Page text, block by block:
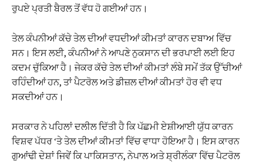
ਰੁਪਏ ਪ੍ਰਤੀ ਬੈਰਲ ਤੋਂ ਵੱਧ ਹੋ ਗਈਆਂ ਹਨ।
ਤੇਲ ਕੰਪਨੀਆਂ ਕੱਚੇ ਤੇਲ ਦੀਆਂ ਵਧਦੀਆਂ ਕੀਮਤਾਂ ਕਾਰਨ ਦਬਾਅ ਵਿੱਚ
ਸਨ। ਇਸ ਲਈ, ਕੰਪਨੀਆਂ ਨੇ ਆਪਣੇ ਨੁਕਸਾਨ ਦੀ ਭਰਪਾਈ ਲਈ ਇਹ
ਕਦਮ ਚੁੱਕਿਆ ਹੈ। ਜੇਕਰ ਕੱਚੇ ਤੇਲ ਦੀਆਂ ਕੀਮਤਾਂ ਲੰਬੇ ਸਮੇਂ ਤੱਕ ਉੱਚੀਆਂ
ਰਹਿੰਦੀਆਂ ਹਨ, ਤਾਂ ਪੈਟਰੋਲ ਅਤੇ ਡੀਜ਼ਲ ਦੀਆਂ ਕੀਮਤਾਂ ਹੋਰ ਵੀ ਵਧ
ਸਕਦੀਆਂ ਹਨ।
ਸਰਕਾਰ ਨੇ ਪਹਿਲਾਂ ਦਲੀਲ ਦਿੱਤੀ ਹੈ ਕਿ ਪੱਛਮੀ ਏਸ਼ੀਆਈ ਯੁੱਧ ਕਾਰਨ
ਵਿਸ਼ਵ ਪੱਧਰ ‘ਤੇ ਤੇਲ ਦੀਆਂ ਕੀਮਤਾਂ ਵਿੱਚ ਵਾਧਾ ਹੋਇਆ ਹੈ। ਇਸ ਕਾਰਨ
ਗੁਆਂਢੀ ਦੇਸ਼ਾਂ ਜਿਵੇਂ ਕਿ ਪਾਕਿਸਤਾਨ, ਨੇਪਾਲ ਅਤੇ ਸ਼੍ਰੀਲੰਕਾ ਵਿੱਚ ਪੈਟਰੋਲ